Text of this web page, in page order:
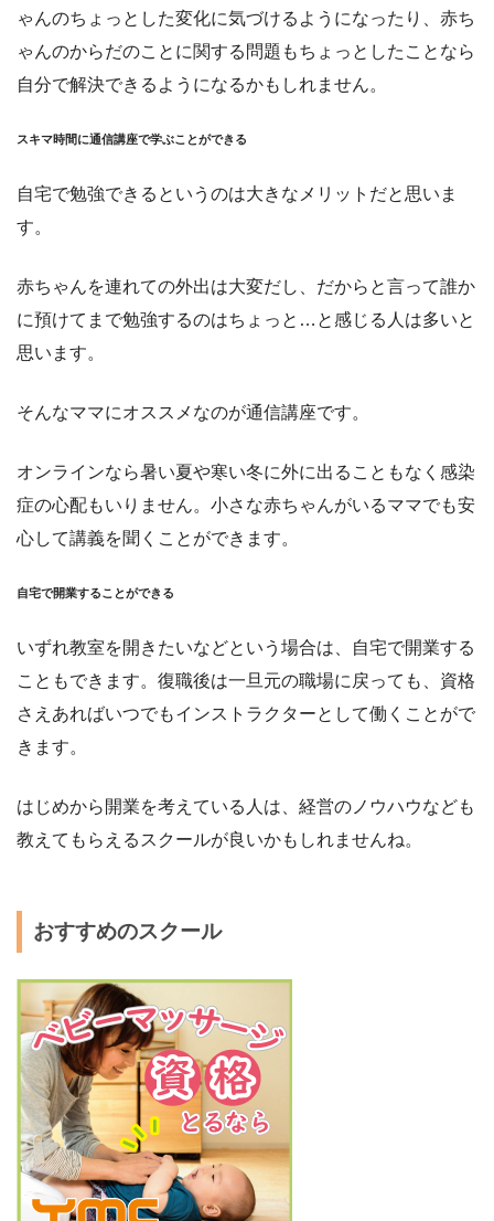
ゃんのちょっとした変化に気づけるようになったり、赤ち
ゃんのからだのことに関する問題もちょっとしたことなら
自分で解決できるようになるかもしれません。
スキマ時間に通信講座で学ぶことができる
自宅で勉強できるというのは大きなメリットだと思いま
す。
赤ちゃんを連れての外出は大変だし、だからと言って誰か
に預けてまで勉強するのはちょっと…と感じる人は多いと
思います。
そんなママにオススメなのが通信講座です。
オンラインなら暑い夏や寒い冬に外に出ることもなく感染
症の心配もいりません。小さな赤ちゃんがいるママでも安
心して講義を聞くことができます。
自宅で開業することができる
いずれ教室を開きたいなどという場合は、自宅で開業する
こともできます。復職後は一旦元の職場に戻っても、資格
さえあればいつでもインストラクターとして働くことがで
きます。
はじめから開業を考えている人は、経営のノウハウなども
教えてもらえるスクールが良いかもしれませんね。
おすすめのスクール